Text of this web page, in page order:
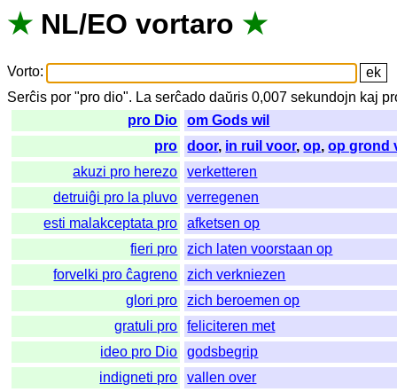
★ NL/EO vortaro ★
Vorto:
Serĉis por "pro dio". La serĉado daŭris 0,007sekundojn kaj
pro Dio
om Gods wil
pro
door, in ruil voor,op,op grond
akuzi pro herezo
verketteren
detruiĝi pro la pluvo
verregenen
esti malakceptata pro
afketsen op
fieri pro
zich laten voorstaan op
forvelki pro ĉagreno
zich verkniezen
glori pro
zich beroemen op
gratuli pro
feliciteren met
ideo pro Dio
godsbegrip
indigneti pro
vallen over